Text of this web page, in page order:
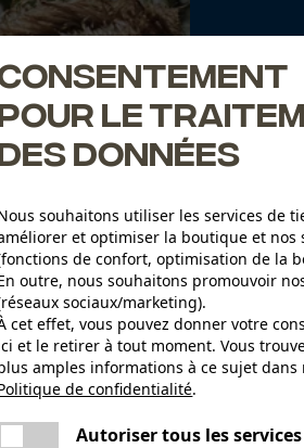
le
données
souhaitons utiliser les services de
et optimiser la boutique et nos
de confort, optimisation de la
outre, nous souhaitons promouvoir
sociaux/marketing).
cet effet, vous pouvez donner votre
et le retirer à tout moment. Vous
amples informations à ce sujet dans
de confidentialité.
Autoriser tous les services
Une erreur s'est produite. Veuillez
encore.
partager